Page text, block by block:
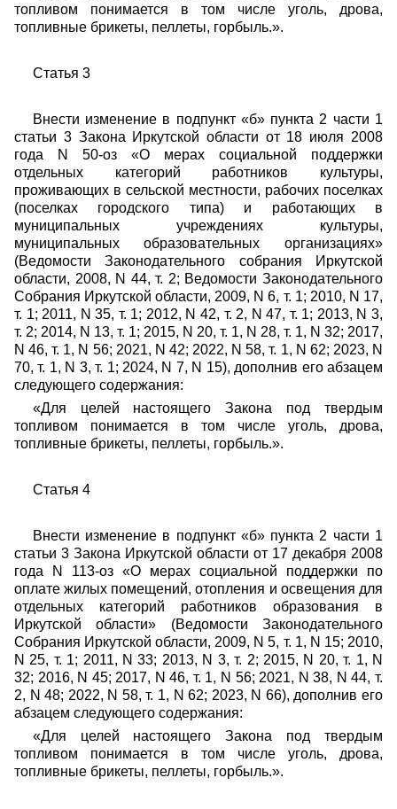
топливом понимается в том числе уголь, дрова,
топливные брикеты, пеллеты, горбыль.».
Статья 3
Внести изменение в подпункт «б» пункта 2 части 1
статьи 3 Закона Иркутской области от 18 июля 2008
года N 50-оз «О мерах социальной поддержки
отдельных категорий работников культуры,
проживающих в сельской местности, рабочих поселках
(поселках городского типа) и работающих в
муниципальных учреждениях культуры,
муниципальных образовательных организациях»
(Ведомости Законодательного собрания Иркутской
области, 2008, N 44, т. 2; Ведомости Законодательного
Собрания Иркутской области, 2009, N 6, т. 1; 2010, N 17,
т. 1; 2011, N 35, т. 1; 2012, N 42, т. 2, N 47, т. 1; 2013, N 3,
т. 2; 2014, N 13, т. 1; 2015, N 20, т. 1, N 28, т. 1, N 32; 2017,
N 46, т. 1, N 56; 2021, N 42; 2022, N 58, т. 1, N 62; 2023, N
70, т. 1, N 3, т. 1; 2024, N 7, N 15), дополнив его абзацем
следующего содержания:
«Для целей настоящего Закона под твердым
топливом понимается в том числе уголь, дрова,
топливные брикеты, пеллеты, горбыль.».
Статья 4
Внести изменение в подпункт «б» пункта 2 части 1
статьи 3 Закона Иркутской области от 17 декабря 2008
года N 113-оз «О мерах социальной поддержки по
оплате жилых помещений, отопления и освещения для
отдельных категорий работников образования в
Иркутской области»
(Ведомости Законодательного
Собрания Иркутской области, 2009, N 5, т. 1, N 15; 2010,
N 25, т. 1; 2011, N 33; 2013, N 3, т. 2; 2015, N 20, т. 1, N
32; 2016, N 45; 2017, N 46, т. 1, N 56; 2021, N 38, N 44, т.
2, N 48; 2022, N 58, т. 1, N 62; 2023, N 66), дополнив его
абзацем следующего содержания:
«Для целей настоящего Закона под твердым
топливом понимается в том числе уголь, дрова,
топливные брикеты, пеллеты, горбыль.».